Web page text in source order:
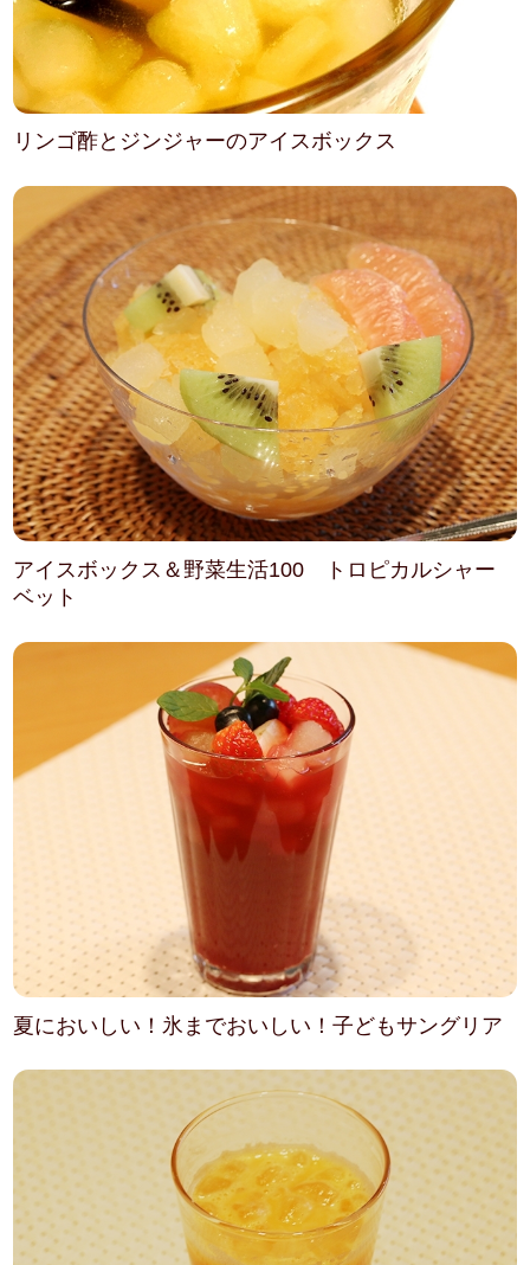
リンゴ酢とジンジャーのアイスボックス
アイスボックス＆野菜生活100 トロピカルシャー
ベット
夏においしい！氷までおいしい！子どもサングリア